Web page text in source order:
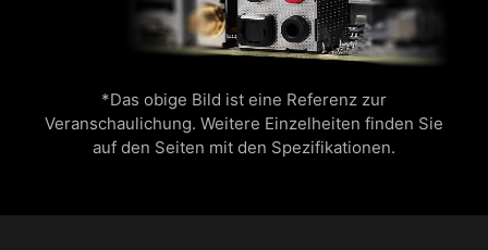
*Das obige Bild ist eine Referenz zur
Veranschaulichung. Weitere Einzelheiten finden Sie
auf den Seiten mit den Spezifikationen.
DIE NÄCHSTE WI-FI